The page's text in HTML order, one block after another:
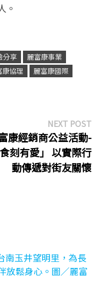
。
分享
麗富康事業
康協理
麗富康國際
NEXT POST
康經銷商公益活動-
食刻有愛」 以實際行
動傳遞對街友關懷